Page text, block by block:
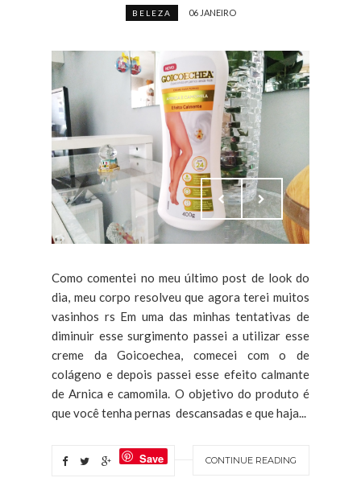
BELEZA 06 JANEIRO
Como comentei no meu último post de look do
dia, meu corpo resolveu que agora terei muitos
vasinhos rs Em uma das minhas tentativas de
diminuir esse surgimento passei a utilizar esse
creme da Goicoechea, comecei com o de
colágeno e depois passei esse efeito calmante
de Arnica e camomila. O objetivo do produto é
que você tenha pernas descansadas e que haja...
CONTINUE READING
Save